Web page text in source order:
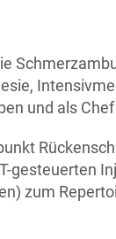
und als
gesteuerten
zum